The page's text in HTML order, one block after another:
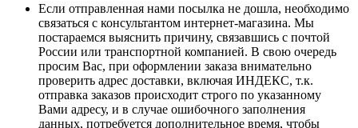
Если отправленная нами посылка не дошла, необходимо
связаться с консультантом интернет-магазина. Мы
постараемся выяснить причину, связавшись с почтой
России или транспортной компанией. В свою очередь
просим Вас, при оформлении заказа внимательно
проверить адрес доставки, включая ИНДЕКС, т.к.
отправка заказов происходит строго по указанному
Вами адресу, и в случае ошибочного заполнения
данных, потребуется дополнительное время, чтобы